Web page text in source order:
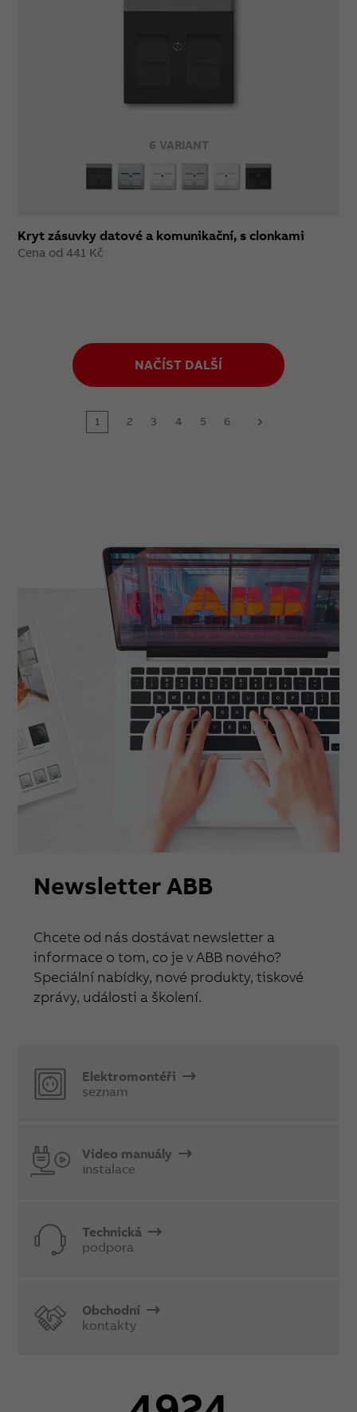
6 VARIANT
Kryt zásuvky datové a komunikační, s clonkami
Cena od 441 Kč
NAČÍST DALŠÍ
1 2 3 4 5
6
Newsletter ABB
Chcete od nás dostávat newsletter a
informace o tom, co je v ABB nového?
Speciální nabídky, nové produkty, tiskové
zprávy, události a školení.
Elektromontéři
seznam
Video manuály
instalace
Technická
podpora
Obchodní
kontakty